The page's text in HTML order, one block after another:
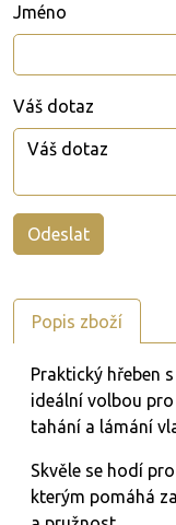
Jméno
Váš dotaz
Popis zboží
Praktický hřeben
ideální volbou pro
tahání a lámání
Skvěle se hodí pro
kterým pomáhá